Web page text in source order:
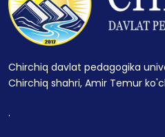
Chirchiq davlat pedagogika
Chirchiq shahri, Amir Temur
.